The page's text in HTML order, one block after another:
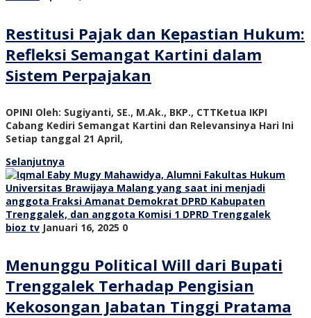
Restitusi Pajak dan Kepastian Hukum:
Refleksi Semangat Kartini dalam
Sistem Perpajakan
OPINI Oleh: Sugiyanti, SE., M.Ak., BKP., CTTKetua IKPI
Cabang Kediri Semangat Kartini dan Relevansinya Hari Ini
Setiap tanggal 21 April,
Selanjutnya
bioz tv Januari 16, 2025 0
Menunggu Political Will dari Bupati
Trenggalek Terhadap Pengisian
Kekosongan Jabatan Tinggi Pratama